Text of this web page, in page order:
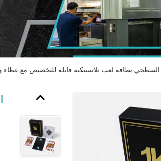
بطاقة لعب بلاستيكية قابلة للتخصيص مع غطاء